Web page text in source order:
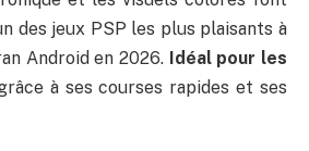
des jeux PSP les plus plaisants à
Android en 2026. Idéal pour les
à ses courses rapides et ses